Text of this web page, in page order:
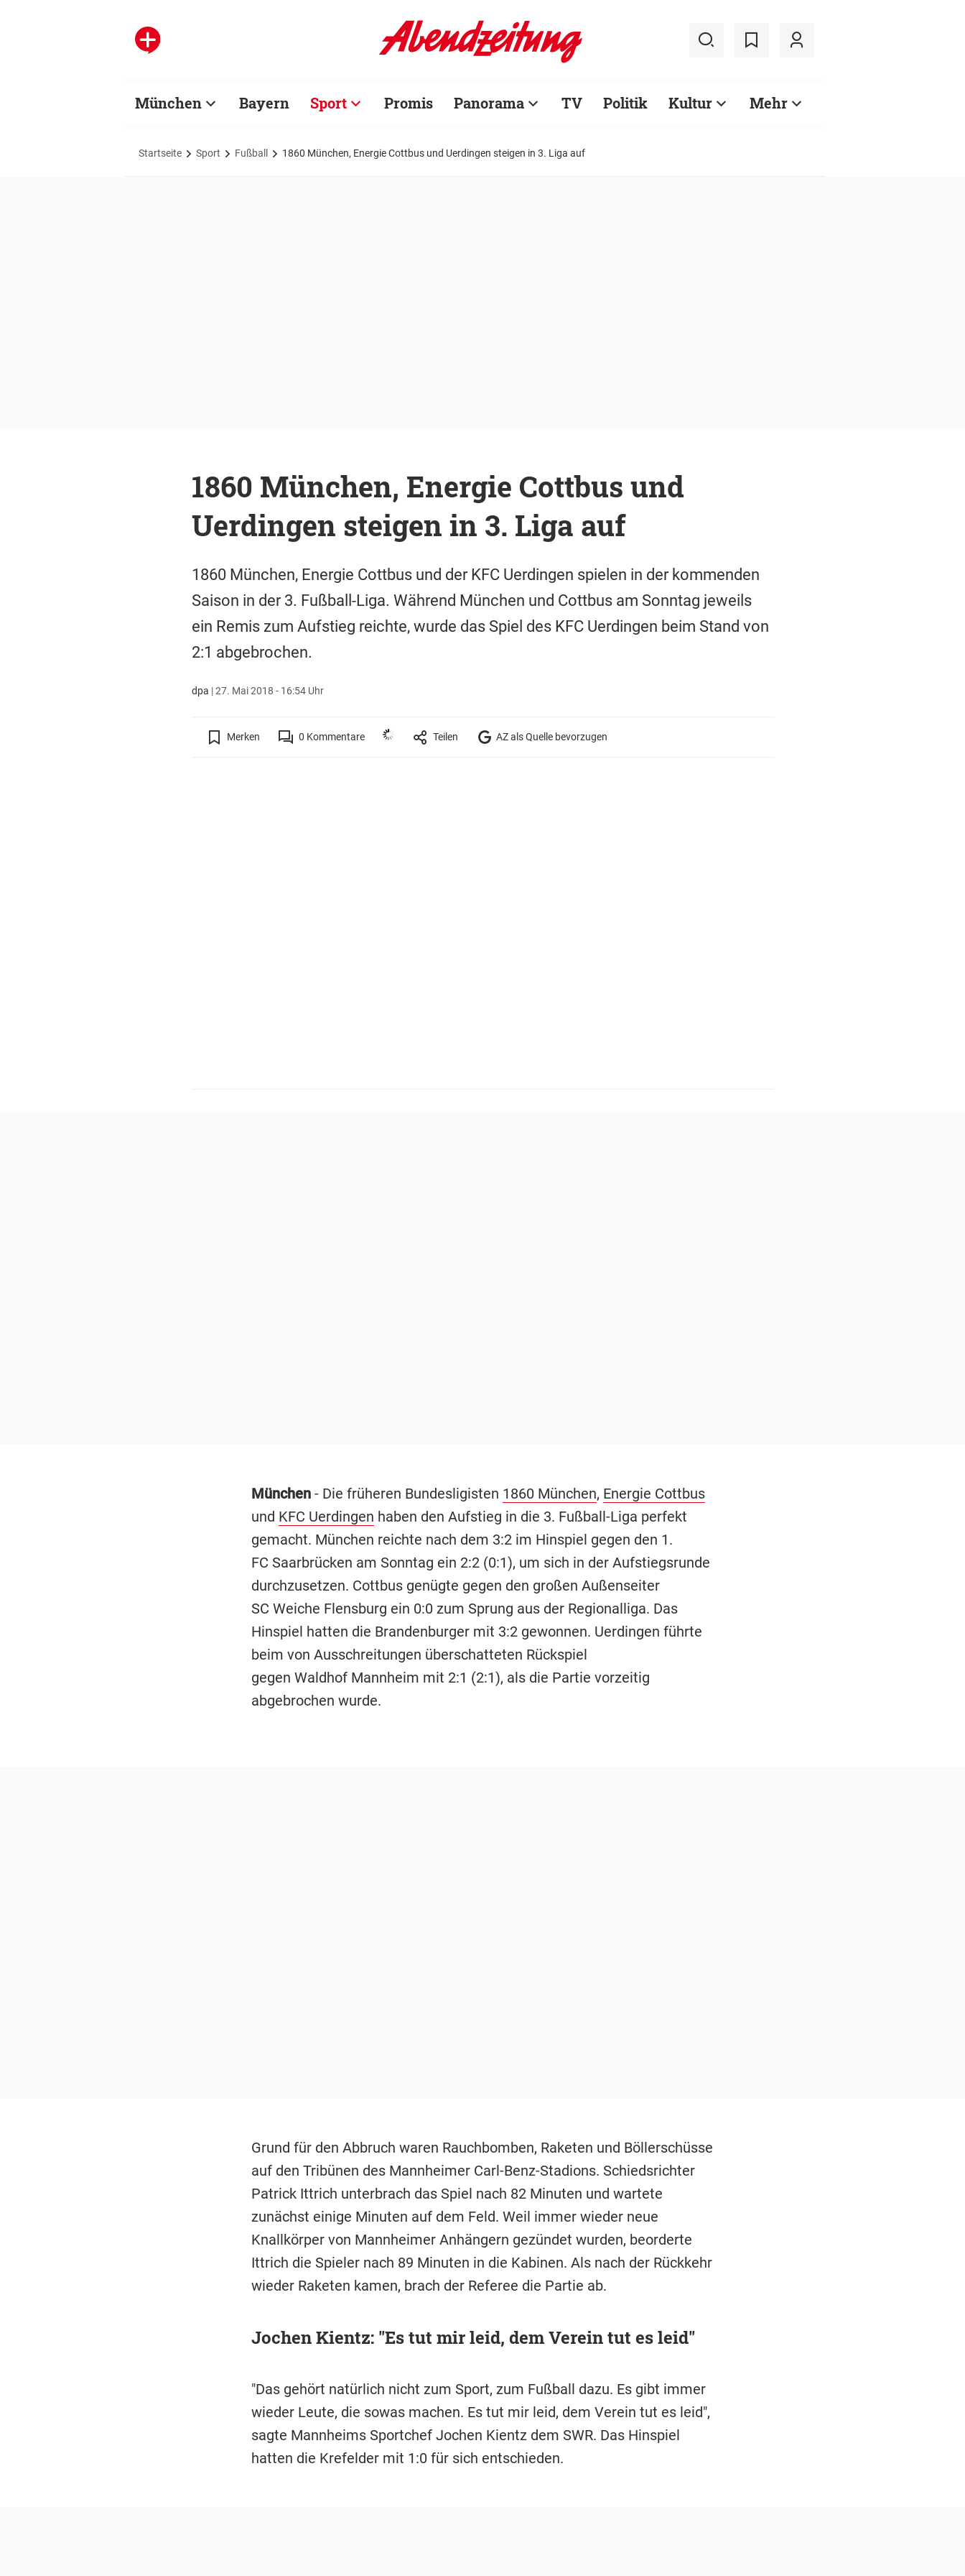
München Bayern Sport Promis Panorama TV Politik Kultur Mehr
Startseite Sport Fußball 1860 München, Energie Cottbus und Uerdingen steigen in 3. Liga auf
1860 München, Energie Cottbus und
Uerdingen steigen in 3. Liga auf
1860 München, Energie Cottbus und der KFC Uerdingen spielen in der kommenden
Saison in der 3. Fußball-Liga. Während München und Cottbus am Sonntag jeweils
ein Remis zum Aufstieg reichte, wurde das Spiel des KFC Uerdingen beim Stand von
2:1 abgebrochen.
dpa |27. Mai 2018 - 16:54 Uhr
Merken 0 Kommentare Teilen AZ als Quelle bevorzugen
München- Die früheren Bundesligisten 1860 München, Energie Cottbus
und KFC Uerdingen haben den Aufstieg in die 3. Fußball-Liga perfekt
gemacht. München reichte nach dem 3:2 im Hinspiel gegen den 1.
FC Saarbrücken am Sonntag ein 2:2 (0:1), um sich in der Aufstiegsrunde
durchzusetzen. Cottbus genügte gegen den großen Außenseiter
SC Weiche Flensburg ein 0:0 zum Sprung aus der Regionalliga. Das
Hinspiel hatten die Brandenburger mit 3:2 gewonnen. Uerdingen führte
beim von Ausschreitungen überschatteten Rückspiel
gegen Waldhof Mannheim mit 2:1 (2:1), als die Partie vorzeitig
abgebrochen wurde.
Grund für den Abbruch waren Rauchbomben, Raketen und Böllerschüsse
auf den Tribünen des Mannheimer Carl-Benz-Stadions. Schiedsrichter
Patrick Ittrich unterbrach das Spiel nach 82 Minuten und wartete
zunächst einige Minuten auf dem Feld. Weil immer wieder neue
Knallkörper von Mannheimer Anhängern gezündet wurden, beorderte
Ittrich die Spieler nach 89 Minuten in die Kabinen. Als nach der Rückkehr
wieder Raketen kamen, brach der Referee die Partie ab.
Jochen Kientz: "Es tut mir leid, dem Verein tut es leid"
"Das gehört natürlich nicht zum Sport, zum Fußball dazu. Es gibt immer
wieder Leute, die sowas machen. Es tut mir leid, dem Verein tut es leid",
sagte Mannheims Sportchef Jochen Kientz dem SWR. Das Hinspiel
hatten die Krefelder mit 1:0 für sich entschieden.